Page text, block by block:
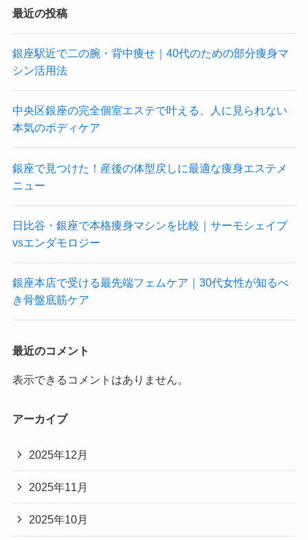
最近の投稿
銀座駅近で二の腕・背中痩せ｜40代のための部分痩身マ
シン活用法
中央区銀座の完全個室エステで叶える、人に見られない
本気のボディケア
銀座で見つけた！産後の体型戻しに最適な痩身エステメ
ニュー
日比谷・銀座で本格痩身マシンを比較｜サーモシェイプ
vsエンダモロジー
銀座本店で受ける最先端フェムケア｜30代女性が知るべ
き骨盤底筋ケア
最近のコメント
表示できるコメントはありません。
アーカイブ
2025年12月
2025年11月
2025年10月